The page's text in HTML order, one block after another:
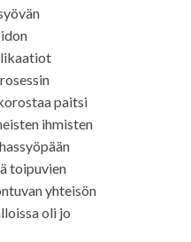
paitsi
ihmisten
toipuvien
yhteisön
oli jo